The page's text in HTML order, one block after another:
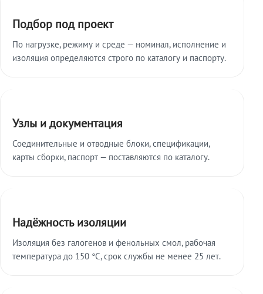
Подбор под проект
По нагрузке, режиму и среде — номинал, исполнение и
изоляция определяются строго по каталогу и паспорту.
Узлы и документация
Соединительные и отводные блоки, спецификации,
карты сборки, паспорт — поставляются по каталогу.
Надёжность изоляции
Изоляция без галогенов и фенольных смол, рабочая
температура до 150 °C, срок службы не менее 25 лет.